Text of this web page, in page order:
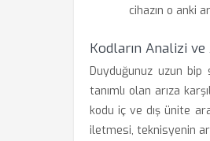
cihazın o anki
Kodların Analizi ve
Duyduğunuz uzun
tanımlı olan arıza
kodu iç ve dış ünite
iletmesi, teknisyenin